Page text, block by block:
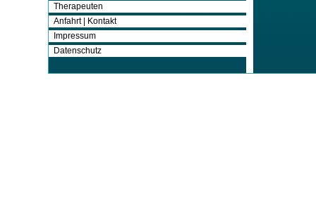
Therapeuten
Anfahrt | Kontakt
Impressum
Datenschutz